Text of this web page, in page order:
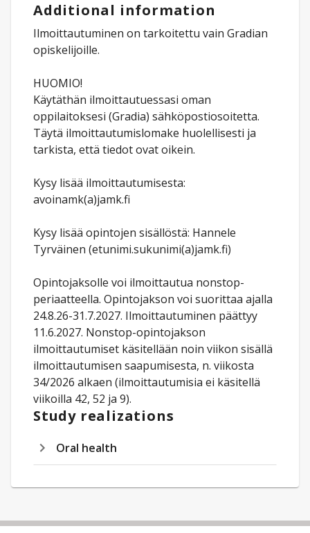
Additional information
Ilmoittautuminen on tarkoitettu vain Gradian
opiskelijoille.
HUOMIO!
Käytäthän ilmoittautuessasi oman
oppilaitoksesi (Gradia) sähköpostiosoitetta.
Täytä ilmoittautumislomake huolellisesti ja
tarkista, että tiedot ovat oikein.
Kysy lisää ilmoittautumisesta:
avoinamk(a)jamk.fi
Kysy lisää opintojen sisällöstä: Hannele
Tyrväinen (etunimi.sukunimi(a)jamk.fi)
Opintojaksolle voi ilmoittautua nonstop-
periaatteella. Opintojakson voi suorittaa ajalla
24.8.26-31.7.2027. Ilmoittautuminen päättyy
11.6.2027. Nonstop-opintojakson
ilmoittautumiset käsitellään noin viikon sisällä
ilmoittautumisen saapumisesta, n. viikosta
34/2026 alkaen (ilmoittautumisia ei käsitellä
viikoilla 42, 52 ja 9).
Study realizations
Oral health